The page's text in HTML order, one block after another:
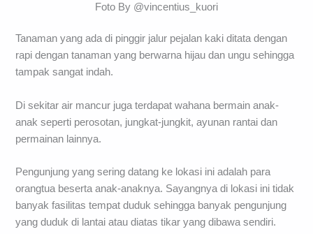
Foto By @vincentius_kuori
Tanaman yang ada di pinggir jalur pejalan kaki ditata dengan
rapi dengan tanaman yang berwarna hijau dan ungu sehingga
tampak sangat indah.
Di sekitar air mancur juga terdapat wahana bermain anak-
anak seperti perosotan, jungkat-jungkit, ayunan rantai dan
permainan lainnya.
Pengunjung yang sering datang ke lokasi ini adalah para
orangtua beserta anak-anaknya. Sayangnya di lokasi ini tidak
banyak fasilitas tempat duduk sehingga banyak pengunjung
yang duduk di lantai atau diatas tikar yang dibawa sendiri.